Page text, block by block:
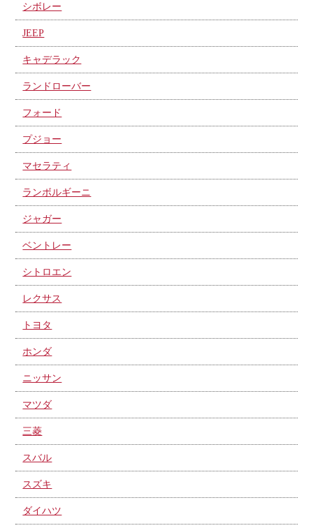
シボレー
JEEP
キャデラック
ランドローバー
フォード
プジョー
マセラティ
ランボルギーニ
ジャガー
ベントレー
シトロエン
レクサス
トヨタ
ホンダ
ニッサン
マツダ
三菱
スバル
スズキ
ダイハツ